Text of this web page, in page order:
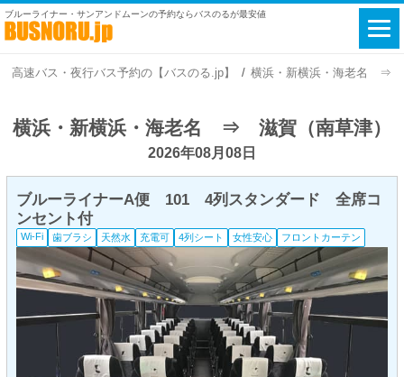
ブルーライナー・サンアンドムーンの予約ならバスのるが最安値
高速バス・夜行バス予約の【バスのる.jp】 横浜・新横浜・海老名 ⇒
横浜・新横浜・海老名 ⇒ 滋賀（南草津）
2026年08月08日
ブルーライナーA便 101 4列スタンダード 全席コ
ンセント付
Wi-Fi 歯ブラシ 天然水 充電可 4列シート 女性安心 フロントカーテン